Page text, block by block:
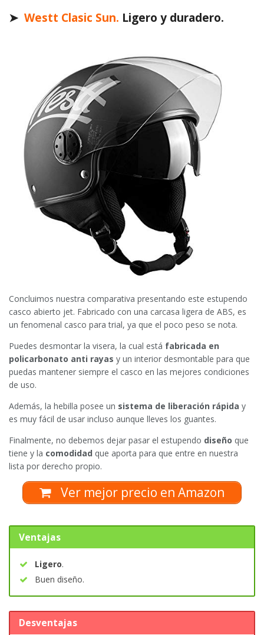
➤ Westt Clasic Sun. Ligero y duradero.
Concluimos nuestra comparativa presentando este estupendo
casco abierto jet. Fabricado con una carcasa ligera de ABS, es
un fenomenal casco para trial, ya que el poco peso se nota.
Puedes desmontar la visera, la cual está fabricada en
policarbonato anti rayas y un interior desmontable para que
puedas mantener siempre el casco en las mejores condiciones
de uso.
Además, la hebilla posee un sistema de liberación rápida y
es muy fácil de usar incluso aunque lleves los guantes.
Finalmente, no debemos dejar pasar el estupendo diseño que
tiene y la comodidad que aporta para que entre en nuestra
lista por derecho propio.
Ver mejor precio en Amazon
Ventajas
Ligero.
Buen diseño.
Desventajas